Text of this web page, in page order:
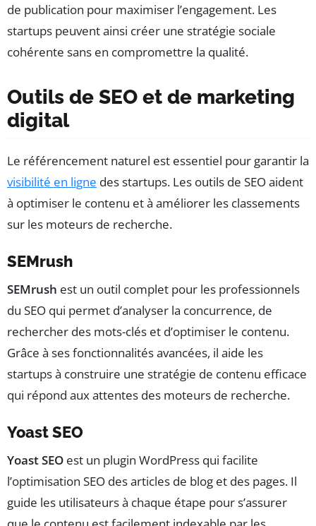
de publication pour maximiser l’engagement. Les
startups peuvent ainsi créer une stratégie sociale
cohérente sans en compromettre la qualité.
Outils de SEO et de marketing
digital
Le référencement naturel est essentiel pour garantir la
visibilité en ligne des startups. Les outils de SEO aident
à optimiser le contenu et à améliorer les classements
sur les moteurs de recherche.
SEMrush
SEMrush est un outil complet pour les professionnels
du SEO qui permet d’analyser la concurrence, de
rechercher des mots-clés et d’optimiser le contenu.
Grâce à ses fonctionnalités avancées, il aide les
startups à construire une stratégie de contenu efficace
qui répond aux attentes des moteurs de recherche.
Yoast SEO
Yoast SEO est un plugin WordPress qui facilite
l’optimisation SEO des articles de blog et des pages. Il
guide les utilisateurs à chaque étape pour s’assurer